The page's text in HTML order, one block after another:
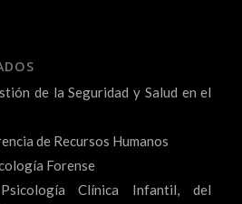
de la Seguridad y Salud en el
de Recursos Humanos
Forense
Clínica Infantil, del